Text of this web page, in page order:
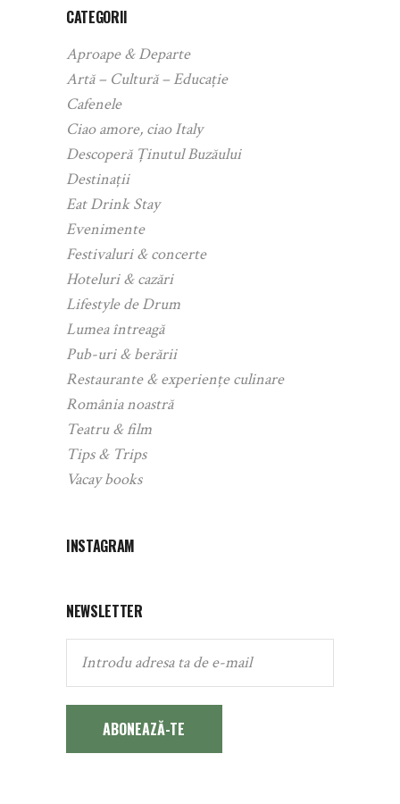
CATEGORII
Aproape & Departe
Artă – Cultură – Educație
Cafenele
Ciao amore, ciao Italy
Descoperă Ținutul Buzăului
Destinații
Eat Drink Stay
Evenimente
Festivaluri & concerte
Hoteluri & cazări
Lifestyle de Drum
Lumea întreagă
Pub-uri & berării
Restaurante & experiențe culinare
România noastră
Teatru & film
Tips & Trips
Vacay books
INSTAGRAM
NEWSLETTER
ABONEAZĂ-TE